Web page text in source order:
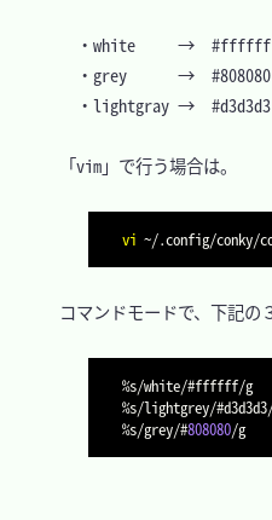
「vim」で行う場合は。
vi
コマンドモードで、下記の
%s/white/#ffffff/ g
%s/lightgrey/#d3d3d3
%s/grey/#808080/ g